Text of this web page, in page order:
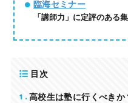
臨海セミナー
「講師力」に定評のある
目次
1
高校生は塾に行くべき